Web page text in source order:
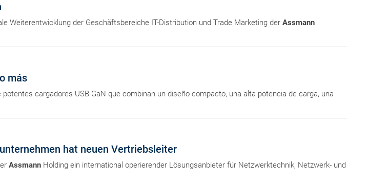
Weiterentwicklung der Geschäftsbereiche IT-Distribution und Trade Marketing der Assmann
más
cargadores USB GaN que combinan un diseño compacto, una alta potencia de carga, una
hat neuen Vertriebsleiter
Assmann Holding ein international operierender Lösungsanbieter für Netzwerktechnik, Netzwerk- und